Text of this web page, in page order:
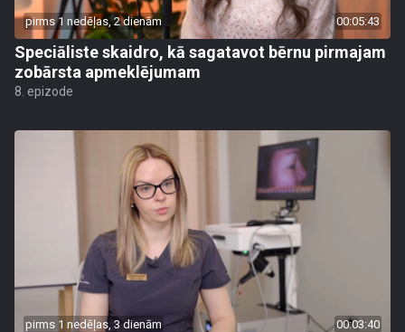
pirms 1 nedēļas, 2 dienām 00:05:43
Speciāliste skaidro, kā sagatavot bērnu pirmajam
zobārsta apmeklējumam
8. epizode
pirms 1 nedēļas, 3 dienām 00:03:40